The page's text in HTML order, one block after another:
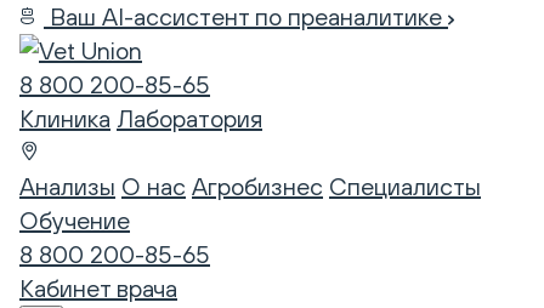
Ваш AI-ассистент по преаналитике
8 800 200-85-65
Клиника Лаборатория
Анализы О нас Агробизнес Специалисты
Обучение
8 800 200-85-65
Кабинет врача